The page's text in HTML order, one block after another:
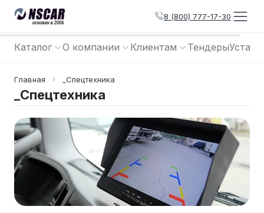
8 (800) 777-17-30
Каталог О компании Клиентам Тендеры
Главная _Спецтехника
_Спецтехника